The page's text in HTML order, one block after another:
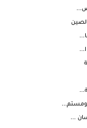
ومستم...
...